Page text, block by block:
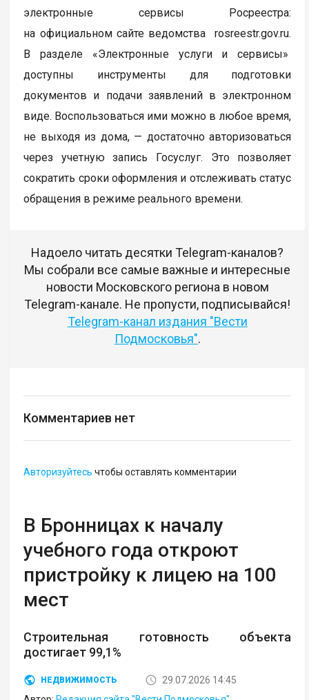
электронные сервисы Росреестра:
на официальном сайте ведомства rosreestr.gov.ru.
В разделе «Электронные услуги и сервисы»
доступны инструменты для подготовки
документов и подачи заявлений в электронном
виде. Воспользоваться ими можно в любое время,
не выходя из дома, — достаточно авторизоваться
через учетную запись Госуслуг. Это позволяет
сократить сроки оформления и отслеживать статус
обращения в режиме реального времени.
Надоело читать десятки Telegram-каналов?
Мы собрали все самые важные и интересные
новости Московского региона в новом
Telegram-канале. Не пропусти, подписывайся!
Telegram-канал издания "Вести
Подмосковья".
Комментариев нет
Авторизуйтесь чтобы оставлять комментарии
В Бронницах к началу
учебного года откроют
пристройку к лицею на 100
мест
Строительная готовность объекта
достигает 99,1%
НЕДВИЖИМОСТЬ
29.07.2026 14:45